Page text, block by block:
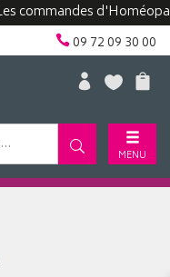
commandes
09 72 09 30 00
MENU